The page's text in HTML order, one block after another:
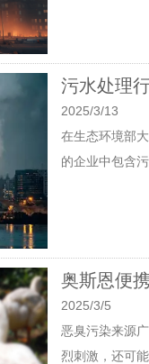
污水处理
2025/3/13
在生态环境部
的企业中包含
奥斯恩便
2025/3/5
恶臭污染来源
烈刺激，还可